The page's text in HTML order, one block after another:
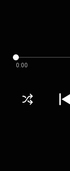
0:00